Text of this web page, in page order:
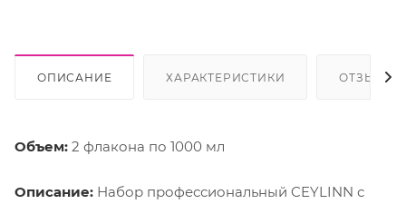
ОПИСАНИЕ ХАРАКТЕРИСТИКИ ОТЗЫВЫ
Объем: 2 флакона по 1000 мл
Описание: Набор профессиональный CEYLINN с